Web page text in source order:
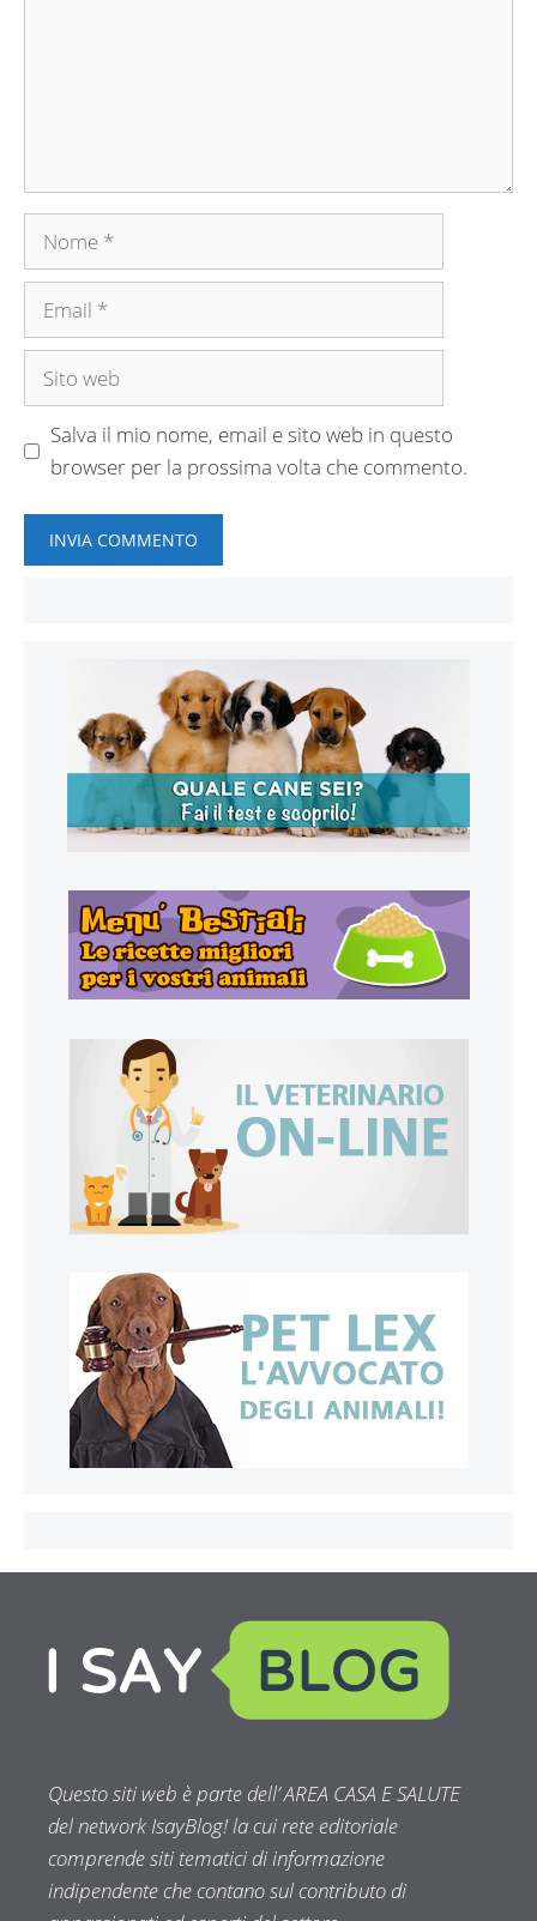
Nome
Email
Sito
Salva il mio nome, email e sito web in questo
browser per la prossima volta che commento.
Questo siti web è parte dell’ AREA CASA E SALUTE
del network IsayBlog! la cui rete editoriale
comprende siti tematici di informazione
indipendente che contano sul contributo di